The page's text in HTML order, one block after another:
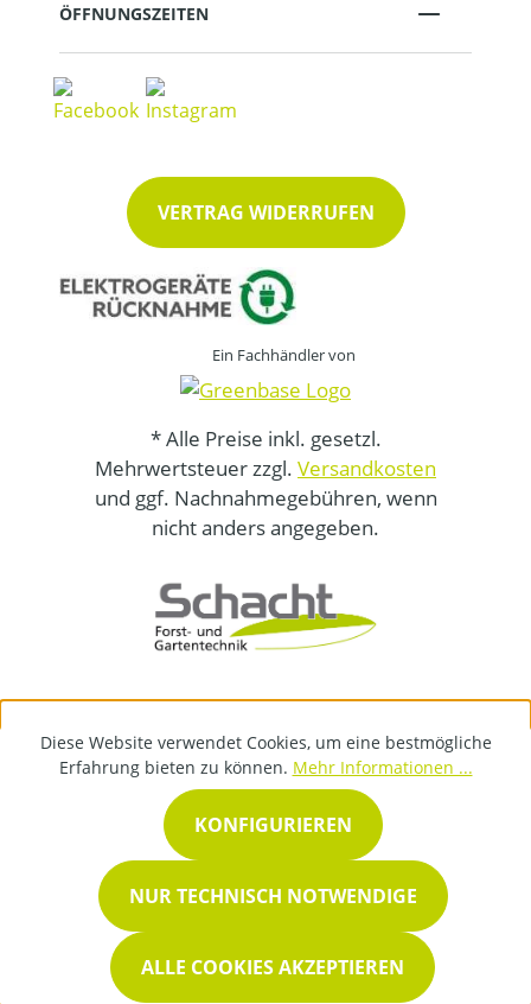
ÖFFNUNGSZEITEN
VERTRAG WIDERRUFEN
Ein Fachhändler von
* Alle Preise inkl. gesetzl.
Mehrwertsteuer zzgl. Versandkosten
und ggf. Nachnahmegebühren, wenn
nicht anders angegeben.
Diese Website verwendet Cookies, um eine bestmögliche
Erfahrung bieten zu können. Mehr Informationen ...
NUR TECHNISCH NOTWENDIGE
KONFIGURIEREN
ALLE COOKIES AKZEPTIEREN